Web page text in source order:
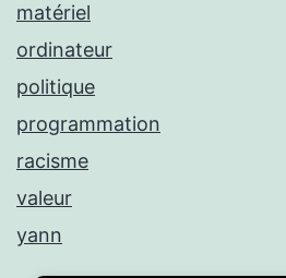
matériel
ordinateur
politique
programmation
racisme
valeur
yann